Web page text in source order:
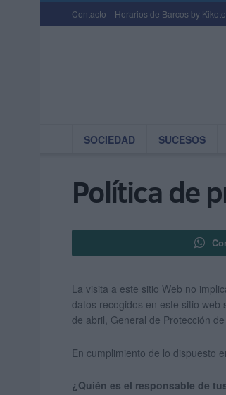
Contacto Horarios de Barcos by Kikoto
SOCIEDAD SUCESOS
Política de
La visita a este sitio Web no
datos recogidos en este sitio
de abril, General de Protección
En cumplimiento de lo dispuesto
¿Quién es el responsable de